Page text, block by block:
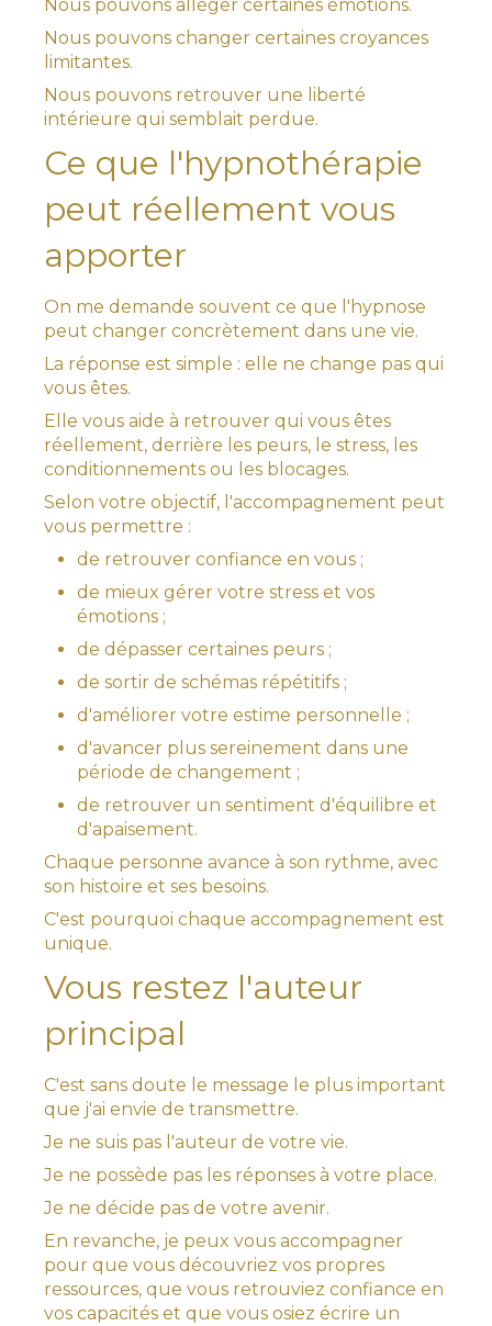
Nous pouvons alléger certaines émotions.
Nous pouvons changer certaines croyances
limitantes.
Nous pouvons retrouver une liberté
intérieure qui semblait perdue.
Ce que l'hypnothérapie
peut réellement vous
apporter
On me demande souvent ce que l'hypnose
peut changer concrètement dans une vie.
La réponse est simple : elle ne change pas qui
vous êtes.
Elle vous aide à retrouver qui vous êtes
réellement, derrière les peurs, le stress, les
conditionnements ou les blocages.
Selon votre objectif, l'accompagnement peut
vous permettre :
de retrouver confiance en vous ;
de mieux gérer votre stress et vos
émotions ;
de dépasser certaines peurs ;
de sortir de schémas répétitifs ;
d'améliorer votre estime personnelle ;
d'avancer plus sereinement dans une
période de changement ;
de retrouver un sentiment d'équilibre et
d'apaisement.
Chaque personne avance à son rythme, avec
son histoire et ses besoins.
C'est pourquoi chaque accompagnement est
unique.
Vous restez l'auteur
principal
C'est sans doute le message le plus important
que j'ai envie de transmettre.
Je ne suis pas l'auteur de votre vie.
Je ne possède pas les réponses à votre place.
Je ne décide pas de votre avenir.
En revanche, je peux vous accompagner
pour que vous découvriez vos propres
ressources, que vous retrouviez confiance en
vos capacités et que vous osiez écrire un